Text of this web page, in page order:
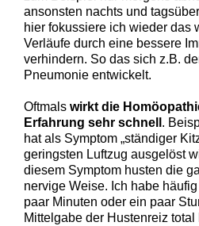
ansonsten nachts und
hier fokussiere ich wieder das
Verläufe durch eine bessere
verhindern. So das sich z.B.
Pneumonie entwickelt.
Oftmals wirkt die
Erfahrung sehr schnell .
hat als Symptom „ständiger
geringsten Luftzug ausgelöst
diesem Symptom husten die
nervige Weise. Ich habe
paar Minuten oder ein paar
Mittelgabe der Hustenreiz